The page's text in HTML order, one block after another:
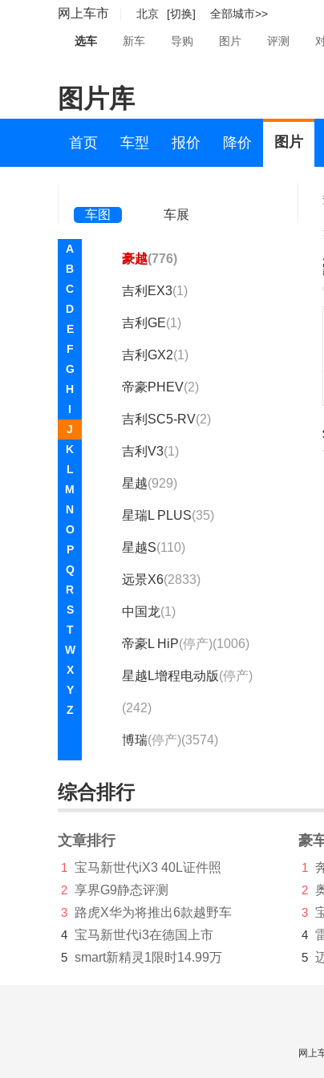
网上车市 北京 [切换] 全部城市>>
选车 新车 导购 图片 评测
图片库
首页 车型 报价 降价 图片
车图 车展
A
B
C
D
E
F
G
H
I
J
K
L
M
N
O
P
Q
R
S
T
W
X
Y
Z
星瑞 (1987)
星越L智擎
豪越(776)
吉利EX3(1)
吉利GE(1)
吉利GX2(1)
帝豪PHEV(2)
吉利SC5-RV(2)
吉利V3(1)
星越(929)
星瑞L PLUS(35)
星越S(110)
远景X6(2833)
中国龙(1)
帝豪L HiP(停产)(1006)
星越L增程电动版(停产)
(242)
博瑞(停产)(3574)
帝豪GL
帝豪GSe(停产)(415)
帝豪L (停产)(340)
帝豪S(停产)(781)
帝豪新能源 (停产)(964)
综合排行
文章排行
1
宝马新世代iX3 40L证件照
2 享界G9静态评测
3 路虎X华为将推出6款越野车
4 宝马新世代i3在德国上市
5 smart新精灵1限时14.99万
豪
1
2
3
4
5
网上